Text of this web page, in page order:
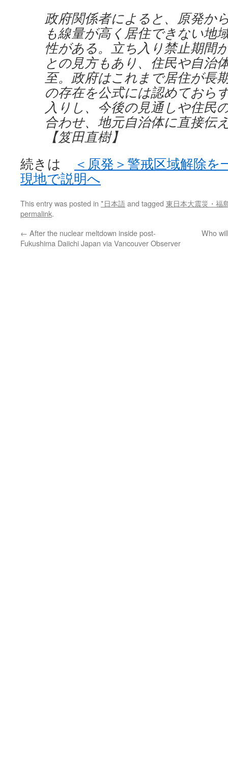
政府関係者によると、原発か
も線量が高く居住できない地
性がある。立ち入り禁止期間
との見方もあり、住民や自治
至。政府はこれまで居住が長
の存在を公式には認めておら
入りし、今後の見通しや住民
合わせ、地元自治体に直接伝
【笈田直樹】
続きは
＜原発＞警戒区域解除
現地で説明へ
This entry was posted in *日本語and tagged 東日本大震災・福
permalink.
← After the nuclear meltdown inside post-
Fukushima Daiichi Japan via Vancouver Observer
Who